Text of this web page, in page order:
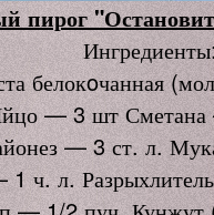
пирог
белокoчанная
— 3 шт
— 3 ст. л.
ч. л.